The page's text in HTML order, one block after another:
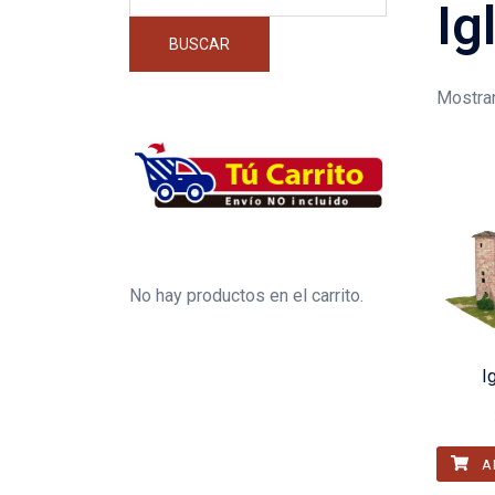
BUSCAR
No hay productos en el carrito.